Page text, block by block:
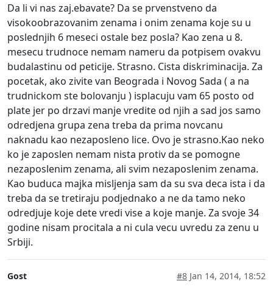
Da li vi nas zaj.ebavate? Da se prvenstveno da
visokoobrazovanim zenama i onim zenama koje su u
poslednjih 6 meseci ostale bez posla? Kao zena u 8.
mesecu trudnoce nemam nameru da potpisem ovakvu
budalastinu od peticije. Strasno. Cista diskriminacija. Za
pocetak, ako zivite van Beograda i Novog Sada ( a na
trudnickom ste bolovanju ) isplacuju vam 65 posto od
plate jer po drzavi manje vredite od njih a sad jos samo
odredjena grupa zena treba da prima novcanu
naknadu kao nezaposleno lice. Ovo je strasno.Kao neko
ko je zaposlen nemam nista protiv da se pomogne
nezaposlenim zenama, ali svim nezaposlenim zenama.
Kao buduca majka misljenja sam da su sva deca ista i da
treba da se tretiraju podjednako a ne da tamo neko
odredjuje koje dete vredi vise a koje manje. Za svoje 34
godine nisam procitala a ni cula vecu uvredu za zenu u
Srbiji.
Gost #8 Jan 14, 2014, 18:52